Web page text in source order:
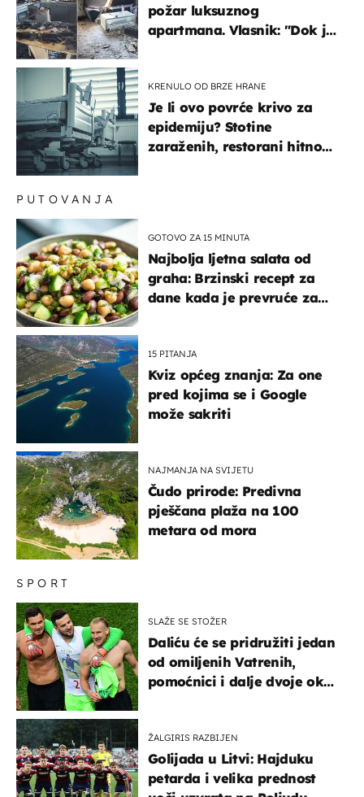
požar luksuznog
apartmana. Vlasnik: "Dok je
KRENULO OD BRZE HRANE
Je li ovo povrće krivo za
epidemiju? Stotine
zaraženih, restorani hitno
SPORT
SLAŽE SE STOŽER
Daliću će se pridružiti jedan
od omiljenih Vatrenih,
pomoćnici i dalje dvoje oko
ŽALGIRIS RAZBIJEN
Golijada u Litvi: Hajduku
petarda i velika prednost
PUTOVANJA
GOTOVO ZA 15 MINUTA
Najbolja ljetna salata od
graha: Brzinski recept za
dane kada je prevruće za
15 PITANJA
Kviz općeg znanja: Za one
pred kojima se i Google
može sakriti
NAJMANJA NA SVIJETU
Čudo prirode: Predivna
pješčana plaža na 100
metara od mora